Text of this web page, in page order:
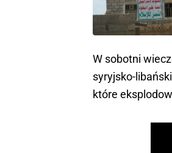
W sobotni
syryjsko-
które